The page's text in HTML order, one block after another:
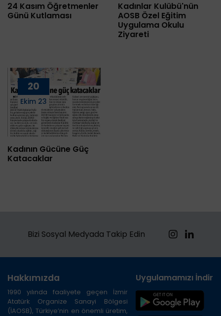
24 Kasım Öğretmenler
Günü Kutlaması
Kadınlar Kulübü'nün
AOSB Özel Eğitim
Uygulama Okulu
Ziyareti
20
Ekim 23
Kadının Gücüne Güç
Katacaklar
Bizi Sosyal Medyada Takip Edin
Hakkımızda
1990 yılında faaliyete geçen İzmir
Atatürk Organize Sanayi Bölgesi
(İAOSB), Türkiye’nin en önemli üretim,
Uygulamamızı İndirin